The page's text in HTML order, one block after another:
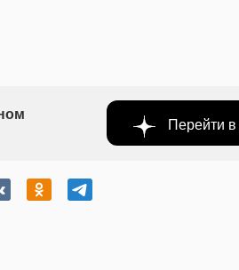
Перейти в